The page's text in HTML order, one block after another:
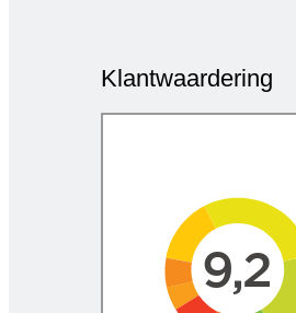
Klantwaardering